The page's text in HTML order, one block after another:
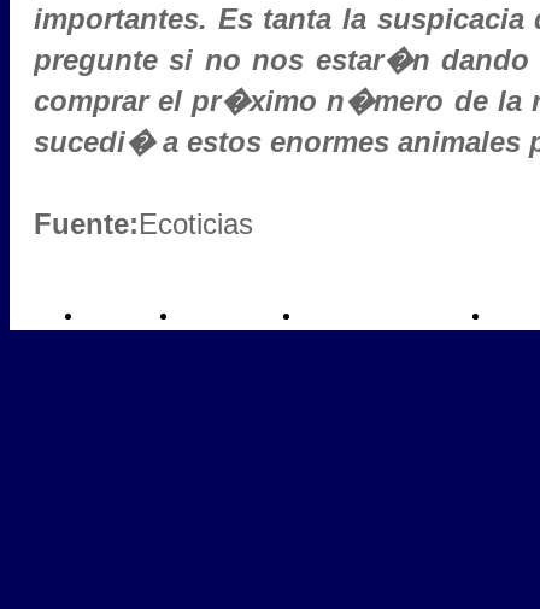
importantes. Es tanta la
pregunte si no nos estar�n
comprar el pr�ximo n�mero de la
sucedi� a estos enormes animales
Fuente:Ecoticias